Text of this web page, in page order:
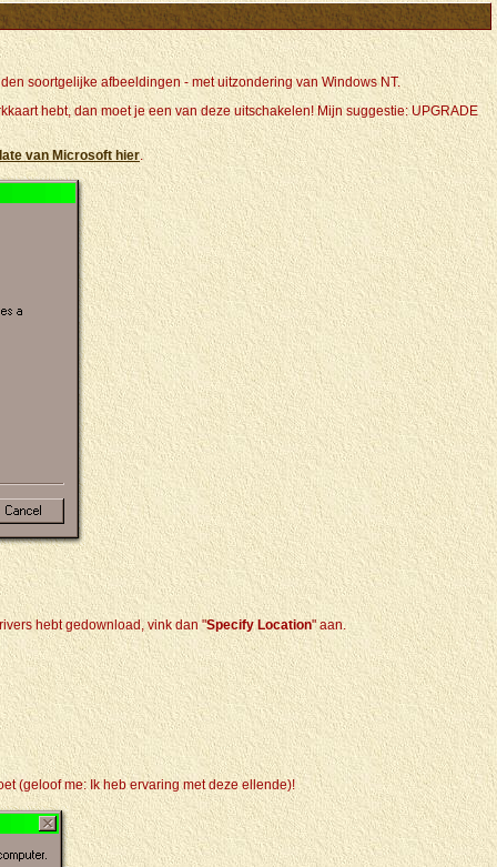
soortgelijke afbeeldingen - met uitzondering van Windows NT.
hebt, dan moet je een van deze uitschakelen! Mijn suggestie: UPGRADE
van Microsoft hier.
hebt gedownload, vink dan "Specify Location" aan.
(geloof me: Ik heb ervaring met deze ellende)!